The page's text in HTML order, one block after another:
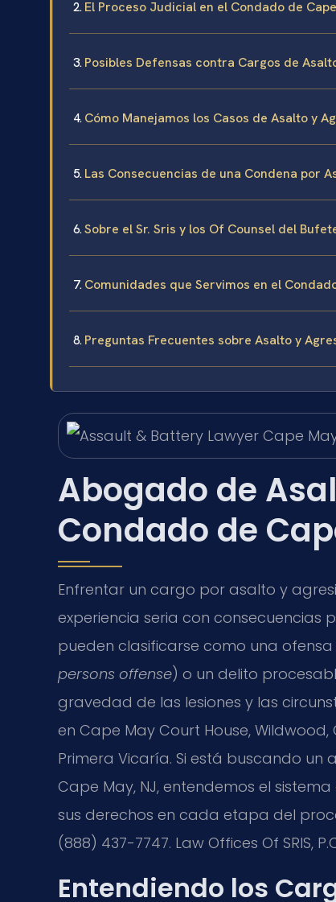
El Proceso Judicial en el Condado de
Posibles Defensas contra Cargos de
Cómo Manejamos los Casos de Asalto y
Las Consecuencias de una Condena por
Sobre el Sr. Sris y los Of Counsel del
Comunidades que Servimos en el
Preguntas Frecuentes sobre Asalto y
Abogado de
Condado de
Enfrentar un cargo por asalto y
experiencia seria con consecuencias
pueden clasificarse como una
persons offense) o un delito
gravedad de las lesiones y las
en Cape May Court House,
Primera Vicaría. Si está buscando
Cape May, NJ, entendemos el
sus derechos en cada etapa del
(888) 437-7747. Law Offices Of SRIS,
Entendiendo los